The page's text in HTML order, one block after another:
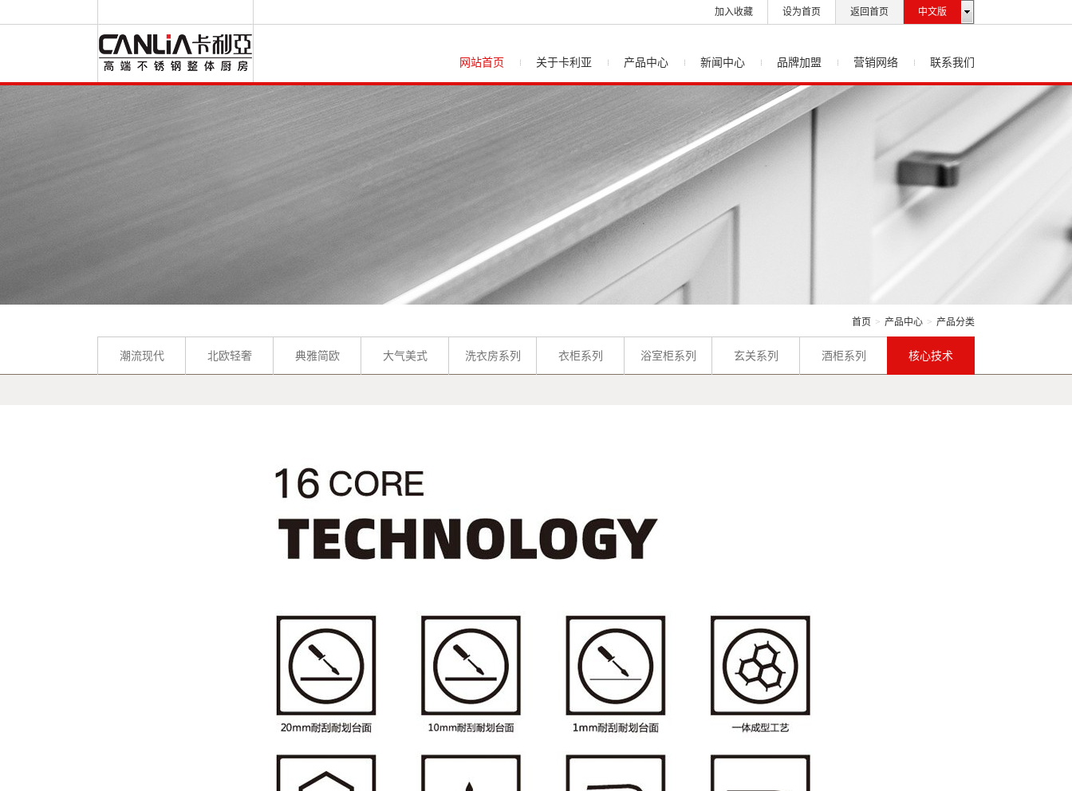
中文版
返回首页
设为首页
加入收藏
网站首页 关于卡利亚 产品中心 新闻中心 品牌加盟 营销网络 联系我们
首页 > 产品中心 > 产品分类
潮流现代 北欧轻奢 典雅简欧 大气美式 洗衣房系列 衣柜系列 浴室柜系列 玄关系列 酒柜系列 核心技术